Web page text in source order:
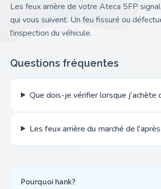
Les feux arrière de votre Ateca 5FP
qui vous suivent. Un feu fissuré ou
l'inspection du véhicule.
Questions fréquentes
Que dois-je vérifier lorsque j'achète
Les feux arrière du marché de
Pourquoi hank?